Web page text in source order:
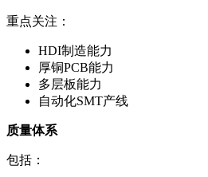
重点关注：
HDI制造能力
厚铜PCB能力
多层板能力
自动化SMT产线
质量体系
包括：